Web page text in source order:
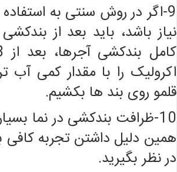
9-اگر در روش سنتی به
نیاز باشد، باید بعد از
اکرولیک را با مقدار کمی آب
قلمو روی بند ها بکشیم.
10-ظرافت بندکشی در نما
همین دلیل داشتن تجربه کافی
در نظر بگیرید.